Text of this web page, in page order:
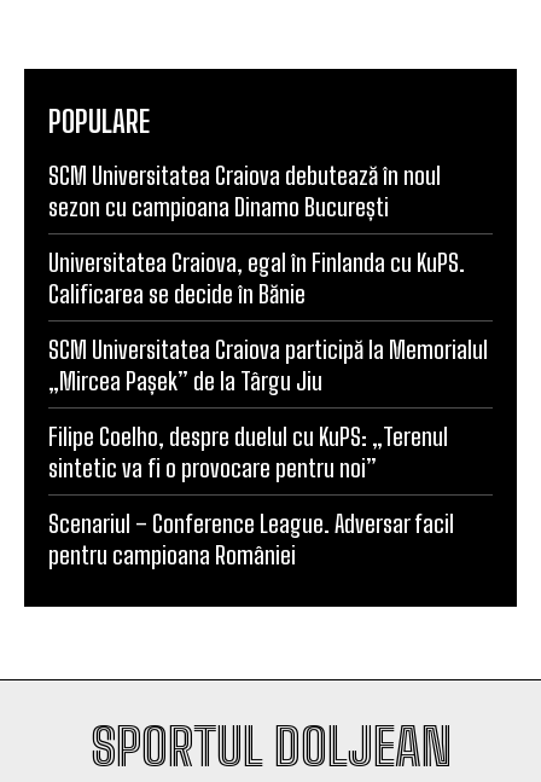
POPULARE
SCM Universitatea Craiova debutează în noul
sezon cu campioana Dinamo București
Universitatea Craiova, egal în Finlanda cu KuPS.
Calificarea se decide în Bănie
SCM Universitatea Craiova participă la Memorialul
„Mircea Pașek” de la Târgu Jiu
Filipe Coelho, despre duelul cu KuPS: „Terenul
sintetic va fi o provocare pentru noi”
Scenariul – Conference League. Adversar facil